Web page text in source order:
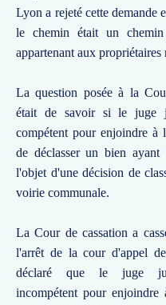
Lyon a rejeté cette demande
le chemin était un chemin
appartenant aux propriétaires
La question posée à la
était de savoir si le juge
compétent pour enjoindre à
de déclasser un bien
l'objet d'une décision de
voirie communale.
La Cour de cassation a
l'arrêt de la cour d'appel
déclaré que le juge
incompétent pour enjoindre